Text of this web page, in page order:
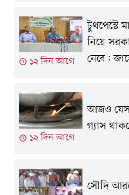
১২ দিন আগে
টুথপেস্টে
নিয়ে
নেবে:
১২ দিন আগে
আজও
গ্যাস
সৌদি